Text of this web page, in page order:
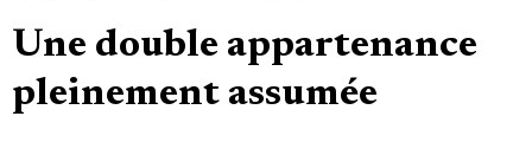
Une double appartenance
pleinement assumée